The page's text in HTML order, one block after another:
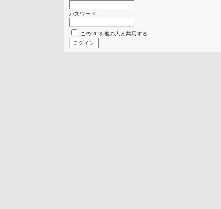
パスワード:
このPCを他の人と共用する